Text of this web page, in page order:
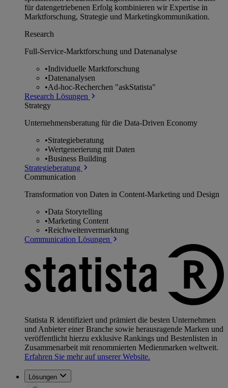
für datengetriebenen Erfolg kombinieren wir Expertise in
Marktforschung, Strategie und Marketingkommunikation.
Research
Full-Service-Marktforschung und Datenanalyse
•Individuelle Marktforschung
•Datenanalysen
•Ad-hoc-Recherchen "askStatista"
Research Lösungen
Strategy
Unternehmens­beratung für die Data-Driven Economy
•Strategieberatung
•Wertgenerierung mit Daten
•Business Building
Strategieberatung
Communication
Transformation von Daten in Content-Marketing und Design
•Data Storytelling
•Marketing Content
•Reichweitenvermarktung
Communication Lösungen
Statista R identifiziert und prämiert die besten Unternehmen
und Anbieter einer Branche sowie herausragende Marken und
veröffentlicht hierzu exklusive Rankings und Bestenlisten in
Zusammenarbeit mit renommierten Medienmarken weltweit.
Erfahren Sie mehr auf unserer Website.
Lösungen